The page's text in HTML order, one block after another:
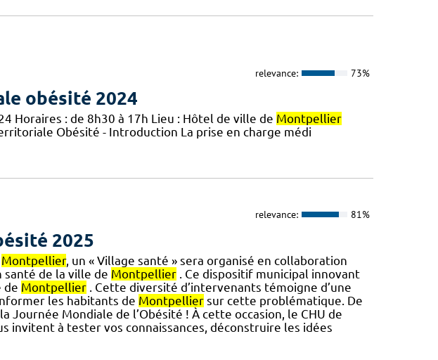
relevance: 73%
obésité 2024
Horaires : de 8h30 à 17h Lieu : Hôtel de ville de Montpellier
Obésité - Introduction La prise en charge médi
relevance: 81%
2025
Montpellier, un « Village santé » sera organisé en collaboration
santé de la ville de Montpellier. Ce dispositif municipal innovant
de Montpellier. Cette diversité d’intervenants témoigne d’une
les habitants de Montpelliersur cette problématique. De
Journée Mondiale de l’Obésité ! À cette occasion, le CHU de
invitent à tester vos connaissances, déconstruire les idées